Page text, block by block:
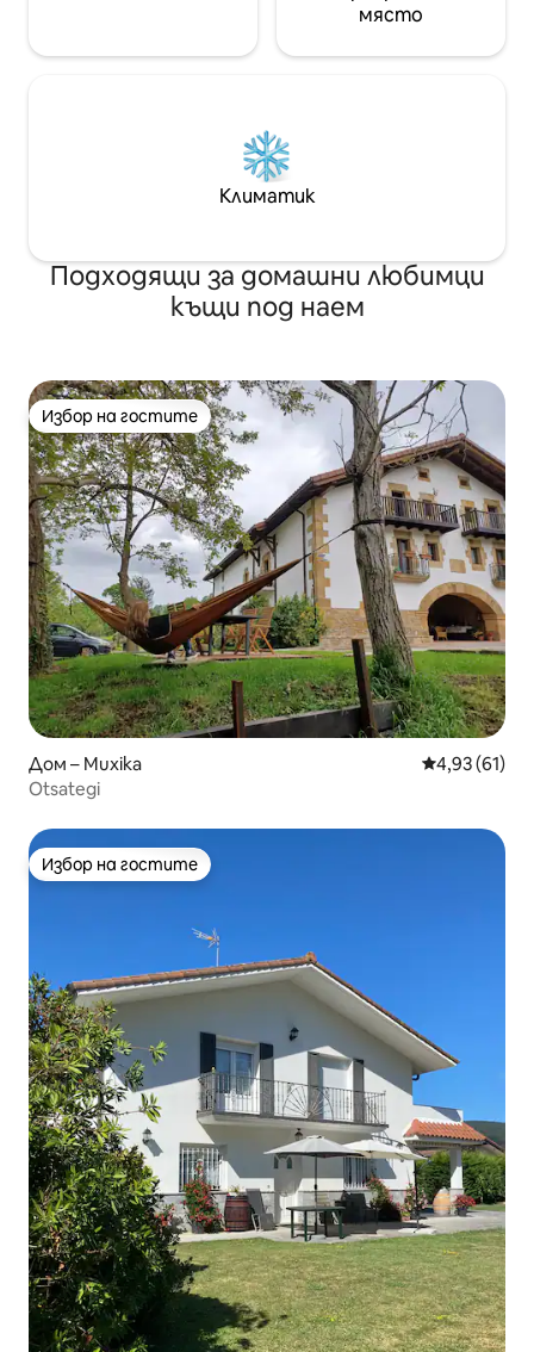
място
Климатик
Подходящи за домашни любимци
къщи под наем
Избор на гостите
Избор на гостите
Дом – Muxika Средна
4,93 (61)
Otsategi
Избор на гостите
Избор на гостите